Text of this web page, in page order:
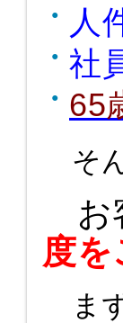
人
社
65
そ
お
度を
ま